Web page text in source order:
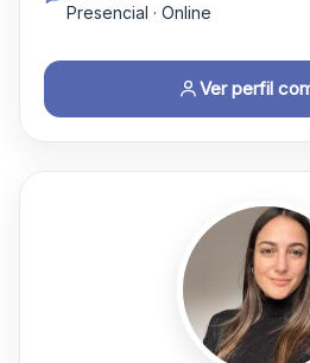
Presencial · Online
Ver perfil